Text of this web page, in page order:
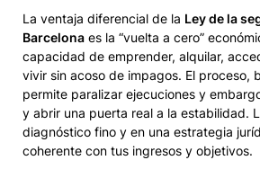
La ventaja diferencial de la Ley de la
Barcelona es la “vuelta a cero”
capacidad de emprender, alquilar,
vivir sin acoso de impagos. El proceso,
permite paralizar ejecuciones y
y abrir una puerta real a la estabilidad.
diagnóstico fino y en una estrategia
coherente con tus ingresos y objetivos.